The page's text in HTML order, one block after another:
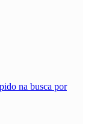
na busca por